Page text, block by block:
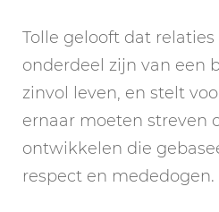
Tolle gelooft dat
onderdeel zijn van een
zinvol leven, en stelt
ernaar moeten streven
ontwikkelen die
respect en mededogen.